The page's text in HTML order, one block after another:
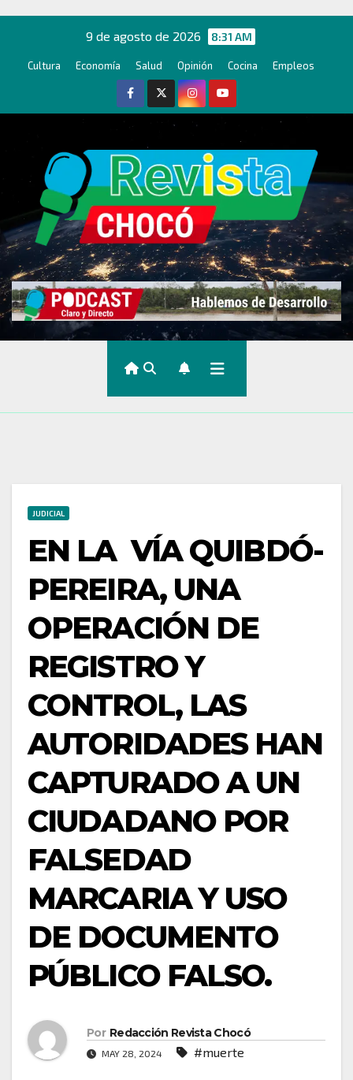
contenido
9 de agosto de 2026 8:31 AM
Cultura Economía Salud Opinión Cocina Empleos
JUDICIAL
EN LA VÍA QUIBDÓ-
PEREIRA, UNA
OPERACIÓN DE
REGISTRO Y
CONTROL, LAS
AUTORIDADES HAN
CAPTURADO A UN
CIUDADANO POR
FALSEDAD
MARCARIA Y USO
DE DOCUMENTO
PÚBLICO FALSO.
Por Redacción Revista Chocó
MAY 28, 2024 #muerte